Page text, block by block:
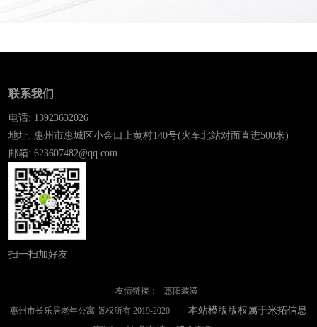
联系我们
电话: 13923632026
地址: 惠州市惠城区小金口上黄村140号(火车北站对面直进500米)
邮箱: 623607482@qq.com
扫一扫加好友
友情链接：
惠阳装潢
惠州市长乐居老年公寓 版权所有 2019-2020
本站模版版权属于米拓信息